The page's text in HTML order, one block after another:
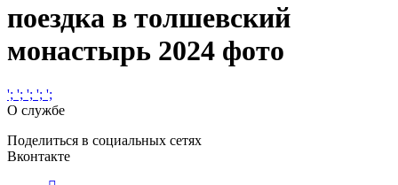
поездка в толшевский
монастырь 2024 фото
'; '; '; '; ';
О службе
Поделиться в социальных сетях
Вконтакте